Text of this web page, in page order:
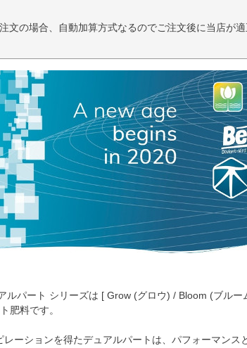
文の場合、自動加算方式なるのでご注文後に当店が
ルパート シリーズは [ Grow (グロウ) / Bloom (ブルー
肥料です。
レーションを得たデュアルパートは、パフォーマンス